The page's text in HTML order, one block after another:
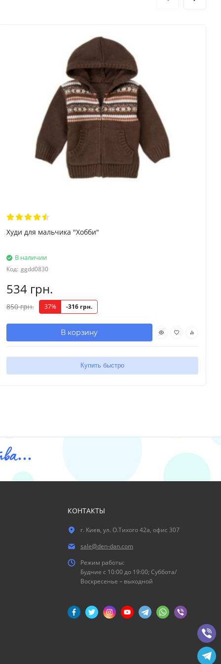
Худи для мальчика "Хобби"
В наличии
Код: ggdd0830
534 грн.
850 грн. 37% -316 грн.
В корзину
Купить быстро
КОНТАКТЫ
г. Киев, ул. О.Тихого 42а, офис 307
sale@den-dan.com
Режим работы:
Будние c 10:00 до 19:00; Суббота/
Воскресенье – выходной